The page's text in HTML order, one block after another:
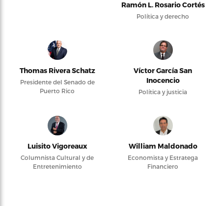
Ramón L. Rosario Cortés
Política y derecho
Thomas Rivera Schatz
Presidente del Senado de
Puerto Rico
Víctor García San
Inocencio
Política y justicia
Luisito Vigoreaux
Columnista Cultural y de
Entretenimiento
William Maldonado
Economista y Estratega
Financiero